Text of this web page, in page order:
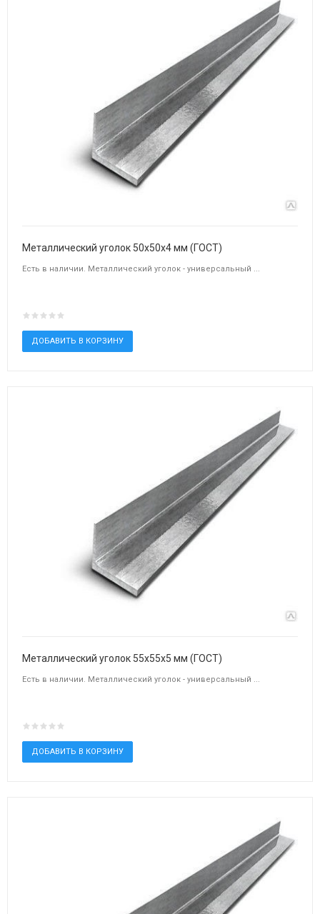
Металлический уголок 50х50х4 мм (ГОСТ)
Есть в наличии. Металлический уголок - универсальный ...
Металлический уголок 55х55х5 мм (ГОСТ)
Есть в наличии. Металлический уголок - универсальный ...